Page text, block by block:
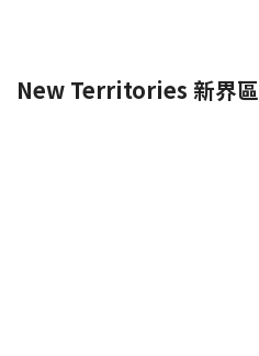
New Territories 新界區